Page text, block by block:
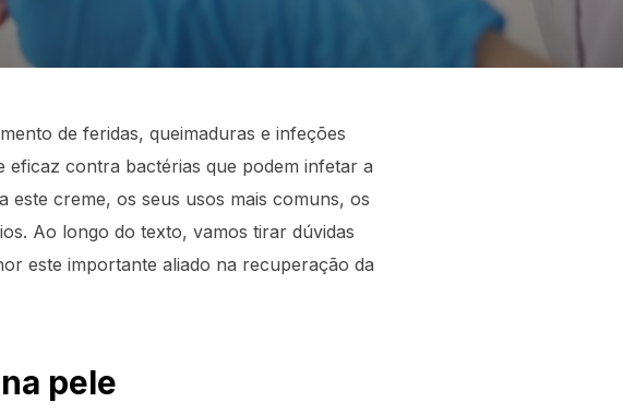
de feridas, queimaduras e infeções
eficaz contra bactérias que podem infetar a
creme, os seus usos mais comuns, os
Ao longo do texto, vamos tirar dúvidas
este importante aliado na recuperação da
pele